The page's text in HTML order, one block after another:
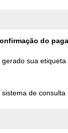
do
sua
de consulta